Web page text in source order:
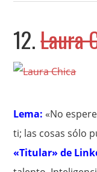
12.Laura
Lema: «No
ti; las cosas sólo
«Titular» de